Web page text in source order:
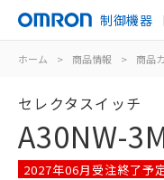
制御機器
ホーム > 商品情報 > 商品
セレクタスイッチ
A30NW-
2027年06月受注終了予